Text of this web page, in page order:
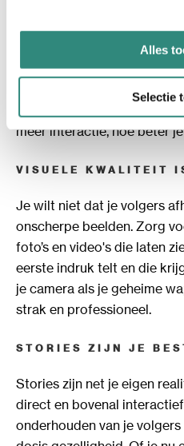
Alles
Selectie
Instagram en TikTok zijn
telt. Reageer je niet? Dan
platforms belonen actieve
meer interactie, hoe beter
VISUELE KWALITEIT
Je wilt niet dat je volgers
onscherpe beelden. Zorg
foto’s en video's die laten
eerste indruk telt en die
je camera als je geheime
strak en professioneel.
STORIES ZIJN JE
Stories zijn net je eigen
direct en bovenal
onderhouden van je